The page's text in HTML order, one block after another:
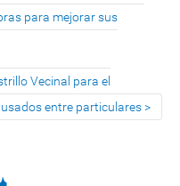
para mejorar sus
Vecinal para el
entre particulares